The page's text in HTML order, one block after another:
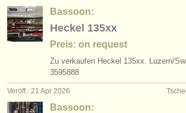
Bassoon:
Heckel 135xx
Preis: on request
Zu verkaufen Heckel 135xx. Luzern/
3595888
Veröff.: 21 Apr 2026
Bassoon: